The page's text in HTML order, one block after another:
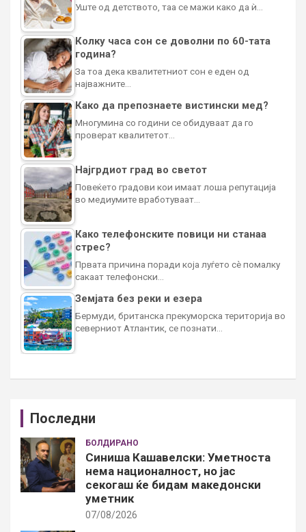
Уште од детството, таа се мажи како да ѝ…
Колку часа сон се доволни по 60-тата
година?
За тоа дека квалитетниот сон е еден од
најважните…
Како да препознаете вистински мед?
Многумина со години се обидуваат да го
проверат квалитетот…
Најгрдиот град во светот
Повеќето градови кои имаат лоша репутација
во медиумите вработуваат…
Како телефонските повици ни станаа
стрес?
Првата причина поради која луѓето сè помалку
сакаат телефонски…
Земјата без реки и езера
Бермуди, британска прекуморска територија во
северниот Атлантик, се познати…
Последни
БОЛДИРАНО
Синиша Кашавелски: Уметноста
нема националност, но јас
секогаш ќе бидам македонски
уметник
07/08/2026